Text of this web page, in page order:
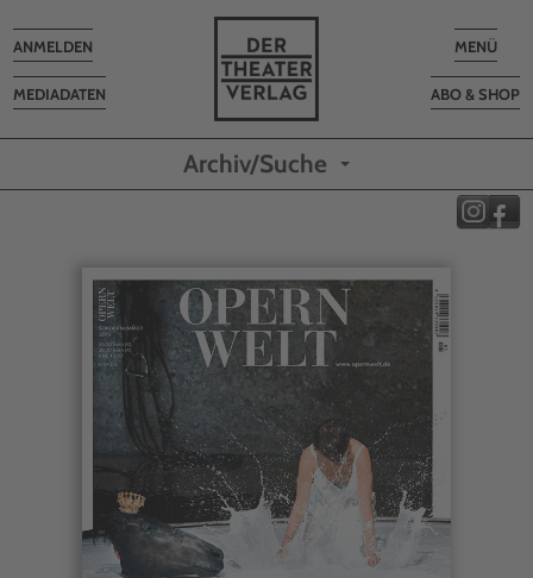
Toggle
MENÜ
ABO & SHOP
MEDIADATEN
Toggle
navigation
ANMELDEN
Archiv/Suche